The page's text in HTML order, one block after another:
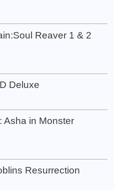
Reaver 1 & 2
Deluxe
Asha in Monster
Resurrection